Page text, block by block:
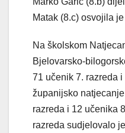
Matak (8.c) osvojila
Na školskom
Bjelovarsko-
71 učenik 7. razreda
županijsko
razreda i 12 učenika
razreda sudjelovalo